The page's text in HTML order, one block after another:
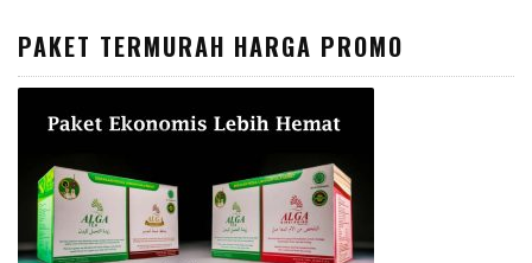
PAKET TERMURAH HARGA PROMO